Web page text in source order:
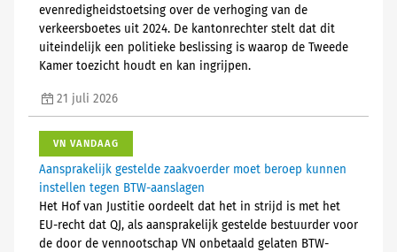
evenredigheidstoetsing over de verhoging van de
verkeersboetes uit 2024. De kantonrechter stelt dat dit
uiteindelijk een politieke beslissing is waarop de Tweede
Kamer toezicht houdt en kan ingrijpen.
21 juli 2026
VN VANDAAG
Aansprakelijk gestelde zaakvoerder moet beroep kunnen
instellen tegen BTW-aanslagen
Het Hof van Justitie oordeelt dat het in strijd is met het
EU-recht dat QJ, als aansprakelijk gestelde bestuurder voor
de door de vennootschap VN onbetaald gelaten BTW-